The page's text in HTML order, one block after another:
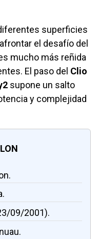
superficies
el desafío del
mucho más reñida
El paso del Clio
supone un salto
y complejidad
09/2001).